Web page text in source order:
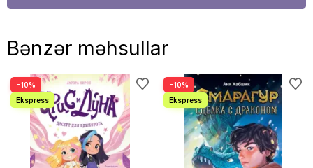
Bənzər məhsullar
−10% −10%